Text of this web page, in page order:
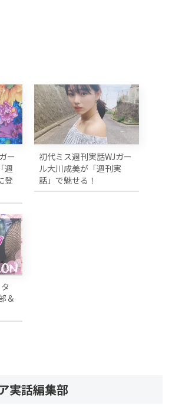
ー
週
登
初代ミス週刊実話WJガー
ル大川成美が「週刊実
話」で魅せる！
＆
実話編集部